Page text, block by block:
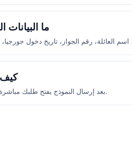
ما
بعد إرسال النموذج يفتح طلبك مباشرة في واتساب ليقوم فريقنا بالرد بسرعة.